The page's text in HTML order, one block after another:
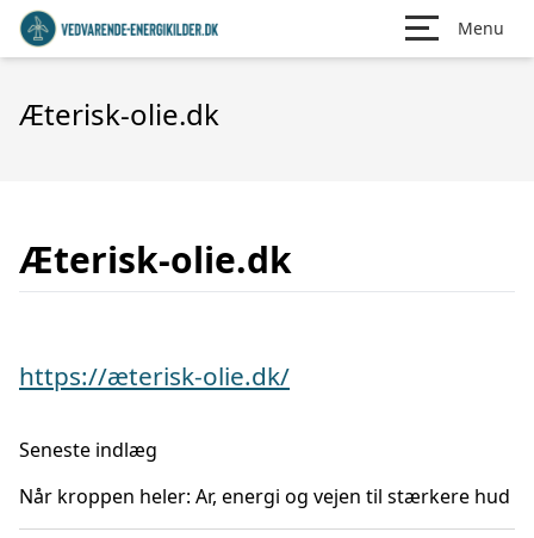
Menu
Æterisk-olie.dk
Æterisk-olie.dk
https://æterisk-olie.dk/
Seneste indlæg
Når kroppen heler: Ar, energi og vejen til stærkere hud